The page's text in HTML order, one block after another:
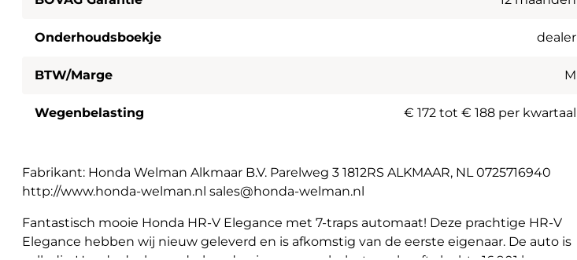
Onderhoudsboekje dealer
BTW/Marge M
Wegenbelasting € 172 tot € 188 per kwartaal
Fabrikant: Honda Welman Alkmaar B.V. Parelweg 3 1812RS ALKMAAR, NL 0725716940
http://www.honda-welman.nl sales@honda-welman.nl
Fantastisch mooie Honda HR-V Elegance met 7-traps automaat! Deze prachtige HR-V
Elegance hebben wij nieuw geleverd en is afkomstig van de eerste eigenaar. De auto is